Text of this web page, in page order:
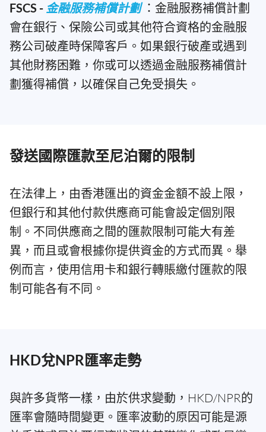
FSCS - 金融服務補償計劃：金融服務補償計劃
會在銀行、保險公司或其他符合資格的金融服
務公司破產時保障客戶。如果銀行破產或遇到
其他財務困難，你或可以透過金融服務補償計
劃獲得補償，以確保自己免受損失。
發送國際匯款至尼泊爾的限制
在法律上，由香港匯出的資金金額不設上限，
但銀行和其他付款供應商可能會設定個別限
制。不同供應商之間的匯款限制可能大有差
異，而且或會根據你提供資金的方式而異。舉
例而言，使用信用卡和銀行轉賬繳付匯款的限
制可能各有不同。
HKD兌NPR匯率走勢
與許多貨幣一樣，由於供求變動，HKD/NPR的
匯率會隨時間變更。匯率波動的原因可能是源